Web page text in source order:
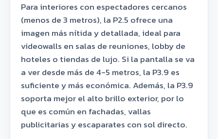
Para interiores con espectadores cercanos
(menos de 3 metros), la P2.5 ofrece una
imagen más nítida y detallada, ideal para
videowalls en salas de reuniones, lobby de
hoteles o tiendas de lujo. Si la pantalla se va
a ver desde más de 4-5 metros, la P3.9 es
suficiente y más económica. Además, la P3.9
soporta mejor el alto brillo exterior, por lo
que es común en fachadas, vallas
publicitarias y escaparates con sol directo.